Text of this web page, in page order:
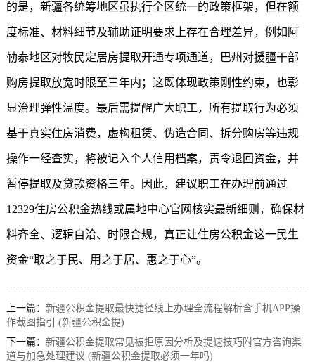
的是，新疆各统筹地区虽执行全区统一的政策框架，但在额
度标准、材料细节及辅助证明要求上存在合理差异，例如阿
勒泰地区对牧民定居房提取开通专项通道，巴州对援疆干部
购房提取放宽时限至三年内；这既体现政策刚性约束，也彰
显治理弹性温度。最后需提醒广大职工，所有提取行为必须
基于真实住房消费，虚构租赁、伪造合同、拆分购房等违规
操作一经查实，将被记入个人信用档案，责令退回资金，并
暂停提取及贷款资格三年。因此，建议职工在办理前通过
12329住房公积金热线或属地中心官网核实最新细则，确保材
料齐全、逻辑自洽、时限合规，真正让住房公积金这一民生
资金“取之于民、用之于居、惠之于心”。
上一篇： 新疆公积金提取最快捷径线上办理全流程解析含手机APP操
作截图指引 (新疆公积金提)
下一篇： 新疆公积金提取常见被拒原因分析及提速技巧附官方咨询渠
道与加急处理建议 (新疆公积金提取必须一年吗)